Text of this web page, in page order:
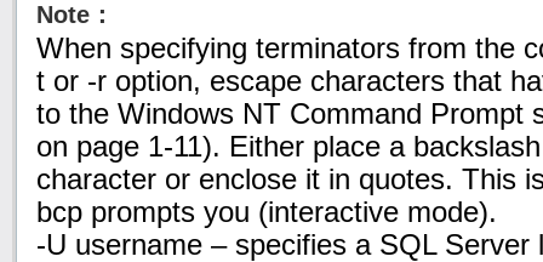
Note：
When specifying terminators from the
t or -r option, escape characters that
to the Windows NT Command Prompt
on page 1-11). Either place a
character or enclose it in quotes. This
bcp prompts you (interactive mode).
-U username – specifies a SQL Server